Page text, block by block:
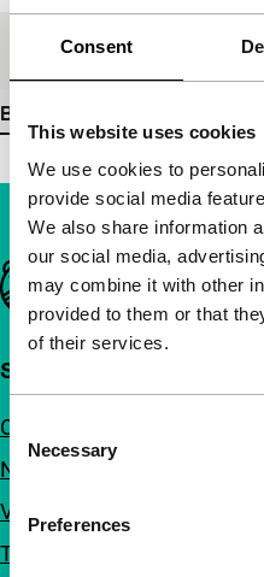
Consent
This website uses cookies
We use cookies to
provide social media
We also share information
our social media,
may combine it with other
provided to them or that
of their services.
Consent
Selection
Necessary
Preferences
Medium/Formaat
Bekijk meer details
Belangrijke links
Snel naar
Over ons
Nieuwsbrieven
Veelgestelde vragen
Toegankelijkheid